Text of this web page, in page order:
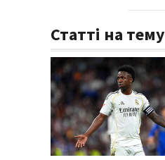
Статті на тему